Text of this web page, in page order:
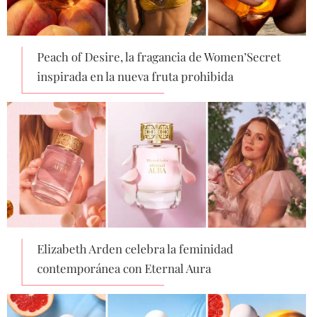
Peach of Desire, la fragancia de Women’Secret
inspirada en la nueva fruta prohibida
Elizabeth Arden celebra la feminidad
contemporánea con Eternal Aura